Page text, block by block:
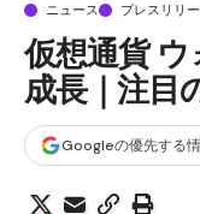
ニュース プレスリリ
仮想通貨
成長｜注目
Googleの優先する